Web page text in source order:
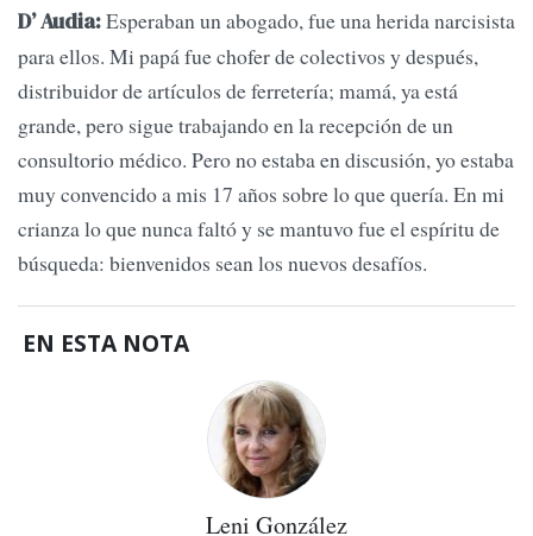
D’ Audia:Esperaban un abogado, fue una herida narcisista
para ellos. Mi papá fue chofer de colectivos y después,
distribuidor de artículos de ferretería; mamá, ya está
grande, pero sigue trabajando en la recepción de un
consultorio médico. Pero no estaba en discusión, yo estaba
muy convencido a mis 17 años sobre lo que quería. En mi
crianza lo que nunca faltó y se mantuvo fue el espíritu de
búsqueda: bienvenidos sean los nuevos desafíos.
EN ESTA NOTA
Leni González